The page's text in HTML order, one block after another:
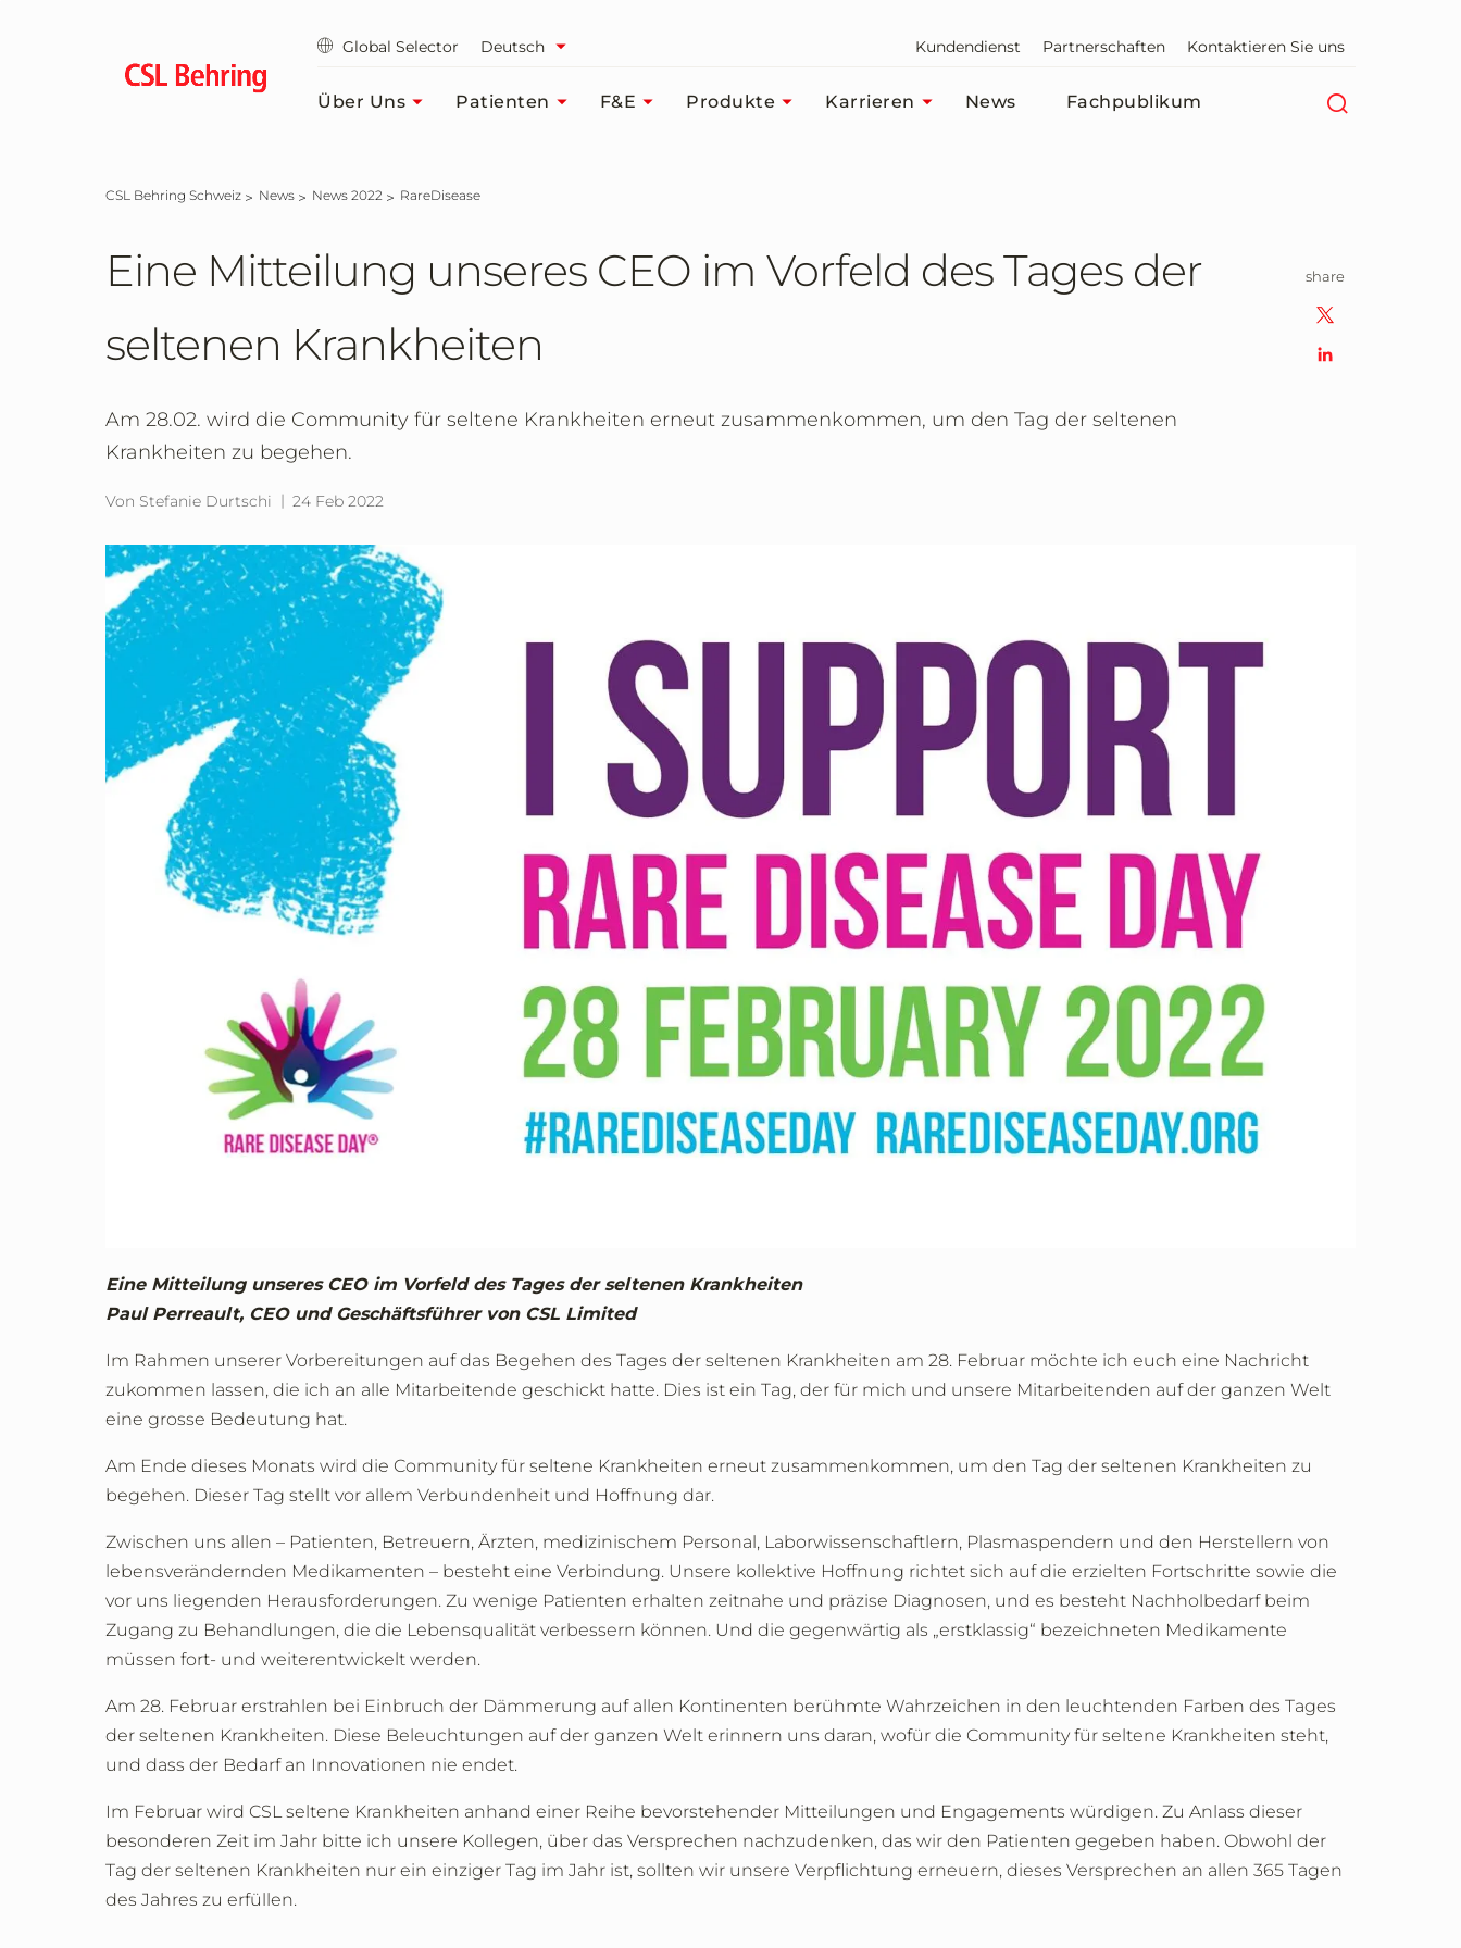
Global Selector Deutsch Kundendienst Partnerschaften Kontaktieren Sie uns
Über Uns Patienten F&E Produkte Karrieren News Fachpublikum
CSL Behring Schweiz News News 2022 RareDisease
Eine Mitteilung unseres CEO im Vorfeld des Tages der
seltenen Krankheiten
Am 28.02. wird die Community für seltene Krankheiten erneut zusammenkommen, um den Tag der seltenen
Krankheiten zu begehen.
Von Stefanie Durtschi 24 Feb 2022
Eine Mitteilung unseres CEO im Vorfeld des Tages der seltenen Krankheiten
Paul Perreault, CEO und Geschäftsführer von CSL Limited
Im Rahmen unserer Vorbereitungen auf das Begehen des Tages der seltenen Krankheiten am 28. Februar möchte ich euch eine Nachricht
zukommen lassen, die ich an alle Mitarbeitende geschickt hatte. Dies ist ein Tag, der für mich und unsere Mitarbeitenden auf der ganzen Welt
eine grosse Bedeutung hat.
Am Ende dieses Monats wird die Community für seltene Krankheiten erneut zusammenkommen, um den Tag der seltenen Krankheiten zu
begehen. Dieser Tag stellt vor allem Verbundenheit und Hoffnung dar.
Zwischen uns allen – Patienten, Betreuern, Ärzten, medizinischem Personal, Laborwissenschaftlern, Plasmaspendern und den Herstellern von
lebensverändernden Medikamenten – besteht eine Verbindung. Unsere kollektive Hoffnung richtet sich auf die erzielten Fortschritte sowie die
vor uns liegenden Herausforderungen. Zu wenige Patienten erhalten zeitnahe und präzise Diagnosen, und es besteht Nachholbedarf beim
Zugang zu Behandlungen, die die Lebensqualität verbessern können. Und die gegenwärtig als „erstklassig“ bezeichneten Medikamente
müssen fort- und weiterentwickelt werden.
Am 28. Februar erstrahlen bei Einbruch der Dämmerung auf allen Kontinenten berühmte Wahrzeichen in den leuchtenden Farben des Tages
der seltenen Krankheiten. Diese Beleuchtungen auf der ganzen Welt erinnern uns daran, wofür die Community für seltene Krankheiten steht,
und dass der Bedarf an Innovationen nie endet.
Im Februar wird CSL seltene Krankheiten anhand einer Reihe bevorstehender Mitteilungen und Engagements würdigen. Zu Anlass dieser
besonderen Zeit im Jahr bitte ich unsere Kollegen, über das Versprechen nachzudenken, das wir den Patienten gegeben haben. Obwohl der
Tag der seltenen Krankheiten nur ein einziger Tag im Jahr ist, sollten wir unsere Verpflichtung erneuern, dieses Versprechen an allen 365 Tagen
des Jahres zu erfüllen.
share